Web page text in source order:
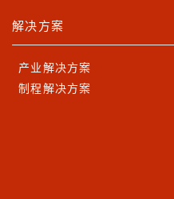
解决方案
产业解决方案
制程解决方案